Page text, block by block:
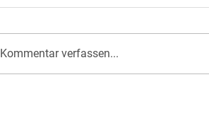
Kommentar verfassen...